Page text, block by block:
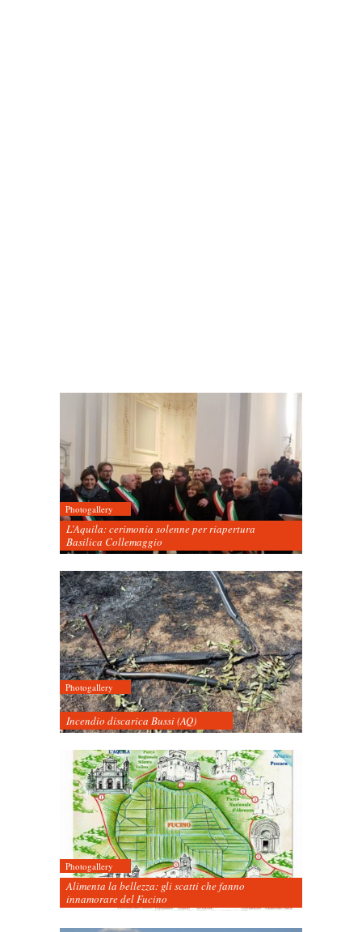
Photogallery
L’Aquila: cerimonia solenne per riapertura
Basilica Collemaggio
Photogallery
Incendio discarica Bussi (AQ)
Photogallery
Alimenta la bellezza: gli scatti che fanno
innamorare del Fucino